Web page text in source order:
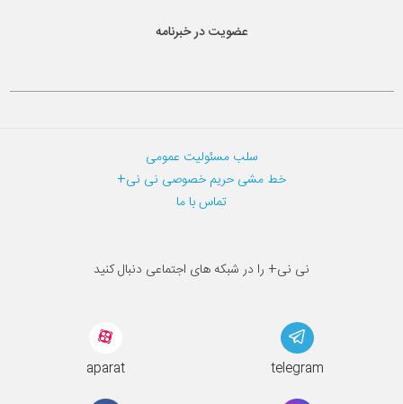
عضویت در خبرنامه
سلب مسئولیت عمومی
خط مشی حریم خصوصی نی نی+
تماس با ما
نی نی+ را در شبکه های اجتماعی دنبال کنید
aparat telegram